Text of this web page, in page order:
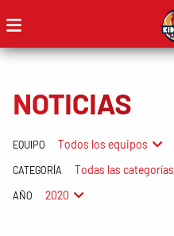
NOTICIAS
EQUIPO Todos los equipos
CATEGORÍA Todas las categorías
AÑO 2020